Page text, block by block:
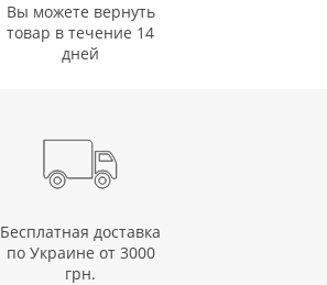
Вы можете вернуть
товар в течение 14
дней
Бесплатная доставка
по Украине от 3000
грн.